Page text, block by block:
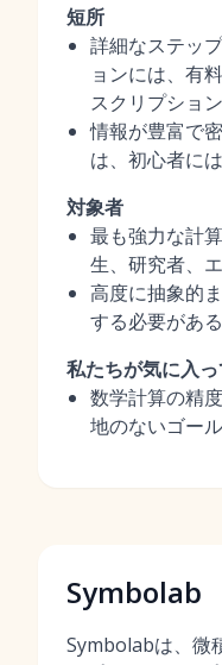
短所
詳細なステッ
ョンには、有
スクリプショ
情報が豊富で
は、初心者に
対象者
最も強力な計
生、研究者、
高度に抽象的
する必要があ
私たちが気に入
数学計算の精
地のないゴー
Symbolab
Symbolabは、微